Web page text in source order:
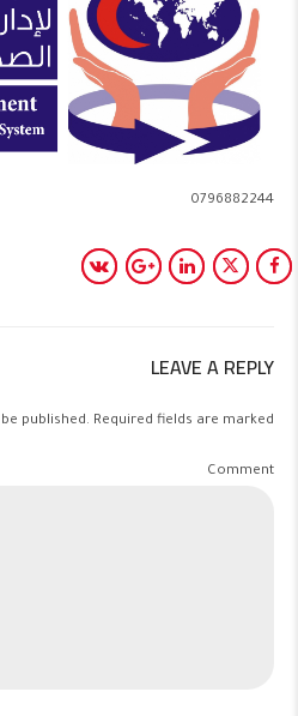
0796882244
LEAVE A REPLY
published. Required fields are marked *
Comment